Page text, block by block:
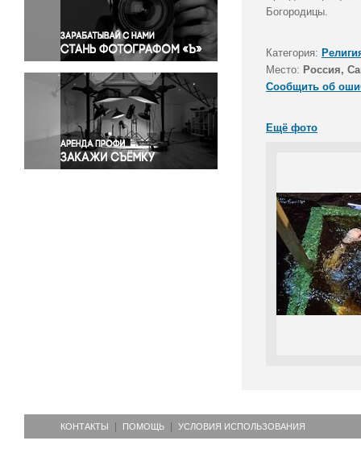
Правосудие
Происшествия и конфликты
Религия
Светская жизнь
Спорт
Экология
Экономика и бизнес
Богородицы.
Категория:
Место: Россия,
Сообщить об
Ещё фото
КОНТАКТЫ ПОМОЩЬ УСЛОВИЯ ИСПОЛЬЗОВАНИЯ